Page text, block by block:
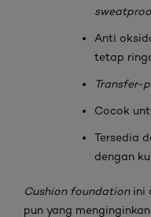
Anti
tetap
Transfer-
Cocok
Tersedia
dengan
Cushion foundation ini
pun yang menginginkan